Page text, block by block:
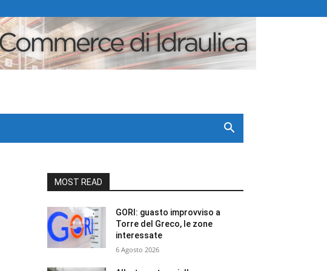
MOST READ
GORI: guasto improvviso a
Torre del Greco, le zone
interessate
6 Agosto 2026